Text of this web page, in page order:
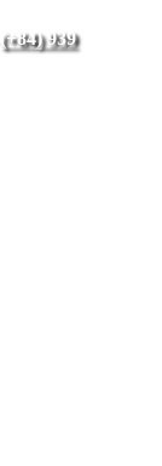
(+84) 939